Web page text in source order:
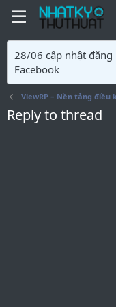
28/06 cập nhật
Facebook
Reply to thread